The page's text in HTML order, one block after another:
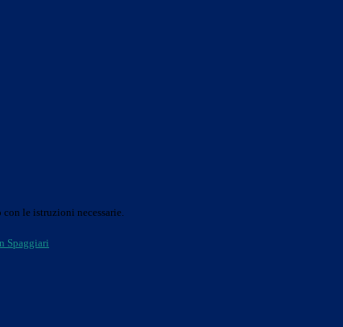
le istruzioni necessarie.
Spaggiari